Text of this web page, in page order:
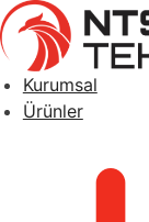
Kurumsal
Ürünler